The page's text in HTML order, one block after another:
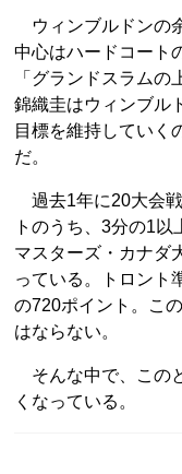
ウィンブルドンの
中心はハードコート
「グランドスラム
錦織圭はウィンブル
目標を維持していく
だ。
過去1年に20大会
トのうち、3分の1
マスターズ・カナダ
っている。トロント
の720ポイント。こ
はならない。
そんな中で、この
くなっている。